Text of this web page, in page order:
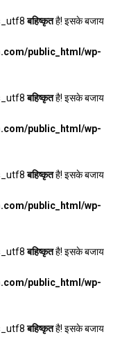
बहिष्कृतहै! इसके बजाय
public_html/wp-
बहिष्कृतहै! इसके बजाय
public_html/wp-
बहिष्कृतहै! इसके बजाय
public_html/wp-
बहिष्कृतहै! इसके बजाय
public_html/wp-
बहिष्कृतहै! इसके बजाय